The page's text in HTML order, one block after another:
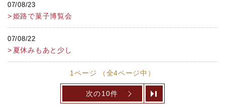
07/08/23
姫路で菓子博覧会
07/08/22
夏休みもあと少し
1ページ （全4ページ中）
次の10件